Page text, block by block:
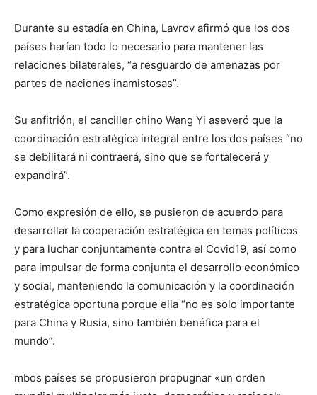
Durante su estadía en China, Lavrov afirmó que los dos
países harían todo lo necesario para mantener las
relaciones bilaterales, “a resguardo de amenazas por
partes de naciones inamistosas”.
Su anfitrión, el canciller chino Wang Yi aseveró que la
coordinación estratégica integral entre los dos países “no
se debilitará ni contraerá, sino que se fortalecerá y
expandirá”.
Como expresión de ello, se pusieron de acuerdo para
desarrollar la cooperación estratégica en temas políticos
y para luchar conjuntamente contra el Covid19, así como
para impulsar de forma conjunta el desarrollo económico
y social, manteniendo la comunicación y la coordinación
estratégica oportuna porque ella “no es solo importante
para China y Rusia, sino también benéfica para el
mundo”.
mbos países se propusieron propugnar «un orden